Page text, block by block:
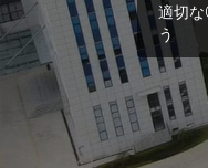
適切
う